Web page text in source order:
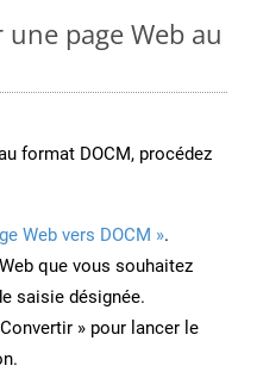
page Web au
format DOCM, procédez
Web vers DOCM ».
que vous souhaitez
saisie désignée.
» pour lancer le